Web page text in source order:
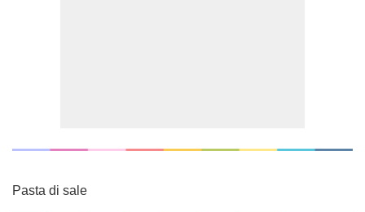
Pasta di sale